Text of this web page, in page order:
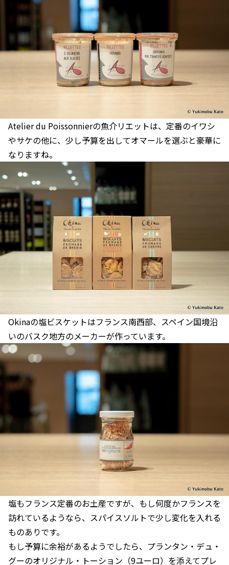
Atelier du Poissonnierの魚介リエットは、定番のイワシ
やサケの他に、少し予算を出してオマールを選ぶと豪華に
なりますね。
Okinaの塩ビスケットはフランス南西部、スペイン国境沿
いのバスク地方のメーカーが作っています。
塩もフランス定番のお土産ですが、もし何度かフランスを
訪れているようなら、スパイスソルトで少し変化を入れる
ものありです。
もし予算に余裕があるようでしたら、プランタン・デュ・
グーのオリジナル・トーション（9ユーロ）を添えてプレ